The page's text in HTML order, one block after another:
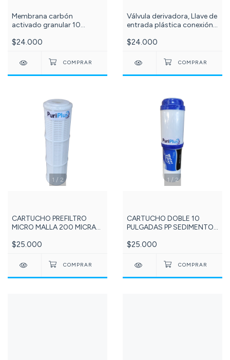
Membrana carbón
activado granular 10
$24.000
Válvula derivadora, Llave de
entrada plástica conexión
instalación filtro de agua y
$24.000
1 / 2
CARTUCHO PREFILTRO
MICRO MALLA 200 MICRAS
ref: 239
$25.000
1 / 2
CARTUCHO DOBLE 10
PULGADAS PP SEDIMENTOS
PURIPLUS - cod - 102 -
$25.000